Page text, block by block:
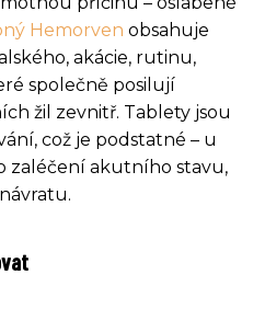
Hemorven obsahuje
akácie, rutinu,
společně posilují
žil zevnitř. Tablety jsou
což je podstatné – u
zaléčení akutního stavu,